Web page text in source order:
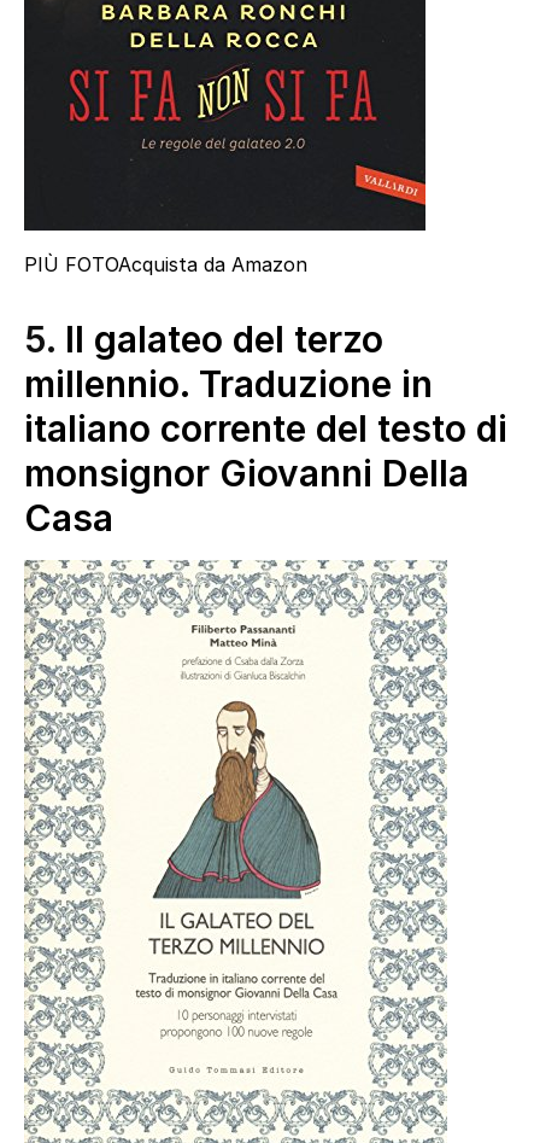
PIÙ FOTOAcquista da Amazon
5. Il galateo del terzo
millennio. Traduzione in
italiano corrente del testo di
monsignor Giovanni Della
Casa